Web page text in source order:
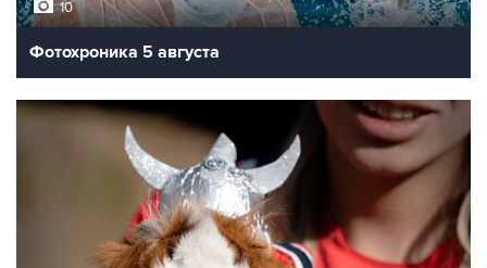
10
Фотохроника 5 августа